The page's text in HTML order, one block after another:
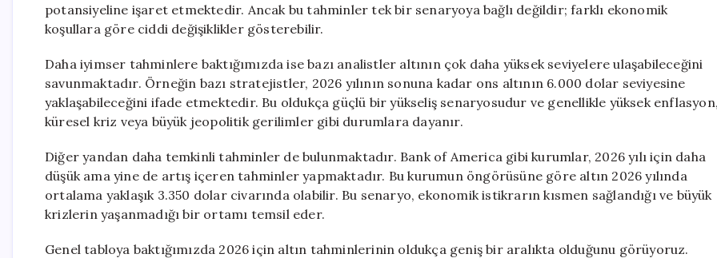
potansiyeline işaret etmektedir. Ancak bu tahminler tek bir senaryoya bağlı değildir; farklı ekonomik
koşullara göre ciddi değişiklikler gösterebilir.
Daha iyimser tahminlere baktığımızda ise bazı analistler altının çok daha yüksek seviyelere ulaşabileceğini
savunmaktadır. Örneğin bazı stratejistler, 2026 yılının sonuna kadar ons altının 6.000 dolar seviyesine
yaklaşabileceğini ifade etmektedir. Bu oldukça güçlü bir yükseliş senaryosudur ve genellikle yüksek enflasyon,
küresel kriz veya büyük jeopolitik gerilimler gibi durumlara dayanır.
Diğer yandan daha temkinli tahminler de bulunmaktadır. Bank of America gibi kurumlar, 2026 yılı için daha
düşük ama yine de artış içeren tahminler yapmaktadır. Bu kurumun öngörüsüne göre altın 2026 yılında
ortalama yaklaşık 3.350 dolar civarında olabilir. Bu senaryo, ekonomik istikrarın kısmen sağlandığı ve büyük
krizlerin yaşanmadığı bir ortamı temsil eder.
Genel tabloya baktığımızda 2026 için altın tahminlerinin oldukça geniş bir aralıkta olduğunu görüyoruz.